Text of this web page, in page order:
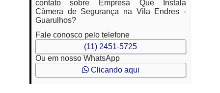
contato sobre Empresa Que Instala
Câmera de Segurança na Vila Endres -
Guarulhos?
Fale conosco pelo telefone
(11) 2451-5725
Ou em nosso WhatsApp
Clicando aqui